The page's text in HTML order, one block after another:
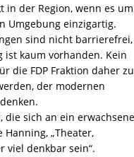
der Region, wenn es um
Umgebung einzigartig.
sind nicht barrierefrei,
kaum vorhanden. Kein
die FDP Fraktion daher zu
der modernen
sich an ein
Hanning, „Theater,
viel denkbar sein“.